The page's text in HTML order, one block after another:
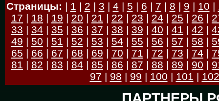
Страницы: | 1 | 2 | 3 | 4 | 5 | 6 | 7 | 8 | 9 | 10 |
17 | 18 | 19 | 20 | 21 | 22 | 23 | 24 | 25 | 26 |
33 | 34 | 35 | 36 | 37 | 38 | 39 | 40 | 41 | 42 |
49 | 50 | 51 | 52 | 53 | 54 | 55 | 56 | 57 | 58 |
65 | 66 | 67 | 68 | 69 | 70 | 71 | 72 | 73 | 74 |
81 | 82 | 83 | 84 | 85 | 86 | 87 | 88 | 89 | 90 |
97 | 98 | 99 | 100 | 101 | 102